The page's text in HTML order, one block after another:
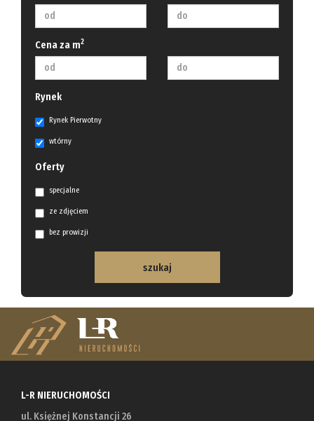
Cena za m2
Rynek
Rynek Pierwotny
wtórny
Oferty
specjalne
ze zdjęciem
bez prowizji
L-R NIERUCHOMOŚCI
ul. Księżnej Konstancji 26